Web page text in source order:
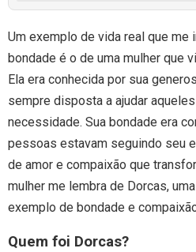
Um exemplo de vida real que me
bondade é o de uma mulher que
Ela era conhecida por sua
sempre disposta a ajudar
necessidade. Sua bondade era
pessoas estavam seguindo seu
de amor e compaixão que
mulher me lembra de Dorcas,
exemplo de bondade e
Quem foi Dorcas?